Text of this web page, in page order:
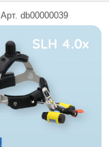
Арт. db00000039